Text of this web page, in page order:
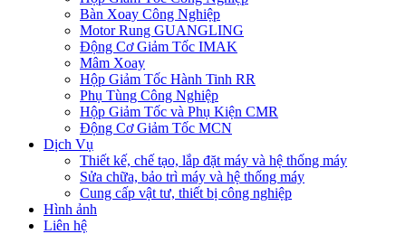
Bàn Xoay Công Nghiệp
Motor Rung GUANGLING
Động Cơ Giảm Tốc IMAK
Mâm Xoay
Hộp Giảm Tốc Hành Tinh RR
Phụ Tùng Công Nghiệp
Hộp Giảm Tốc và Phụ Kiện CMR
Động Cơ Giảm Tốc MCN
Dịch Vụ
Thiết kế, chế tạo, lắp đặt máy và hệ thống máy
Sửa chữa, bảo trì máy và hệ thống máy
Cung cấp vật tư, thiết bị công nghiệp
Hình ảnh
Liên hệ